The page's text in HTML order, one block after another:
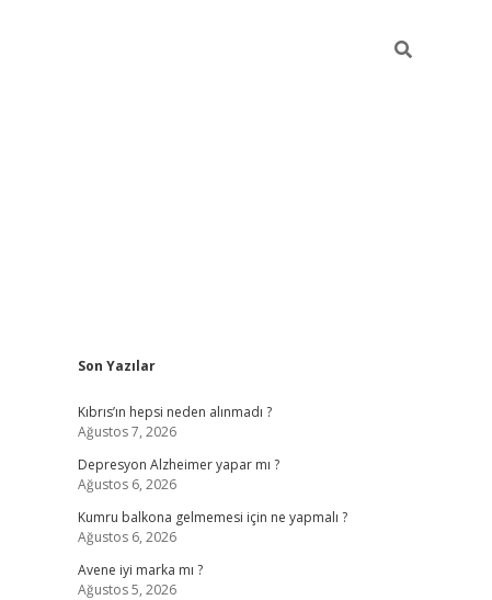
Sidebar
Son Yazılar
Kıbrıs’ın hepsi neden alınmadı ?
Ağustos 7, 2026
Depresyon Alzheimer yapar mı ?
Ağustos 6, 2026
Kumru balkona gelmemesi için ne yapmalı ?
Ağustos 6, 2026
Avene iyi marka mı ?
Ağustos 5, 2026